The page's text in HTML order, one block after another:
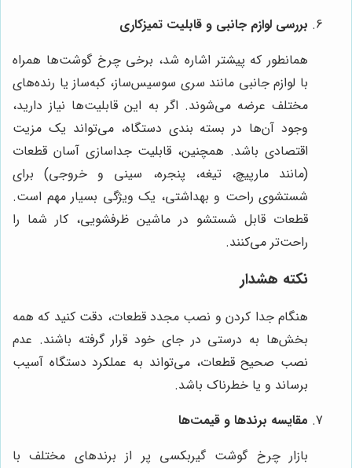
بررسی لوازم جانبی و قابلیت تمیزکاری
همانطور که پیشتر اشاره شد، برخی چرخ گوشت‌ها همراه
با لوازم جانبی مانند سری سوسیس‌ساز، کبه‌ساز یا رنده‌های
مختلف عرضه می‌شوند. اگر به این قابلیت‌ها نیاز دارید،
وجود آن‌ها در بسته بندی دستگاه، می‌تواند یک مزیت
اقتصادی باشد. همچنین، قابلیت جداسازی آسان قطعات
(مانند مارپیچ، تیغه، پنجره، سینی و خروجی) برای
شستشوی راحت و بهداشتی، یک ویژگی بسیار مهم است.
قطعات قابل شستشو در ماشین ظرفشویی، کار شما را
راحت‌تر می‌کنند.
نکته هشدار
هنگام جدا کردن و نصب مجدد قطعات، دقت کنید که همه
بخش‌ها به درستی در جای خود قرار گرفته باشند. عدم
نصب صحیح قطعات، می‌تواند به عملکرد دستگاه آسیب
برساند و یا خطرناک باشد.
مقایسه برندها و قیمت‌ها
بازار چرخ گوشت گیربکسی پر از برندهای مختلف با